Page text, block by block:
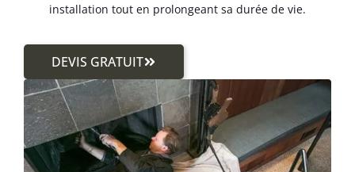
installation tout en prolongeant sa durée de vie.
DEVIS GRATUIT